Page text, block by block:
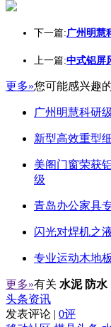
下一篇:广州明慧
上一篇:中式铝屏
更多»您可能感兴趣
广州明慧科研
新型高效重型
美阁门窗荣获
级
青岛办公家具
闪光对焊机之
专业运动木地
更多»有关 水泥 防水
头条资讯
发表评论 | 0评